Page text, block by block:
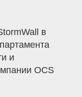
в
и
OCS